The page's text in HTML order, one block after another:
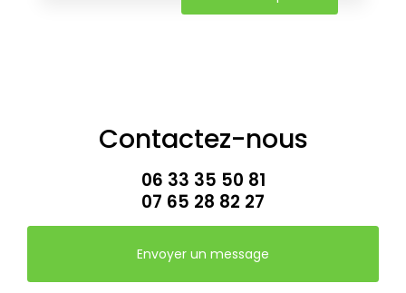
Contactez-nous
06 33 35 50 81
07 65 28 82 27
Envoyer un message